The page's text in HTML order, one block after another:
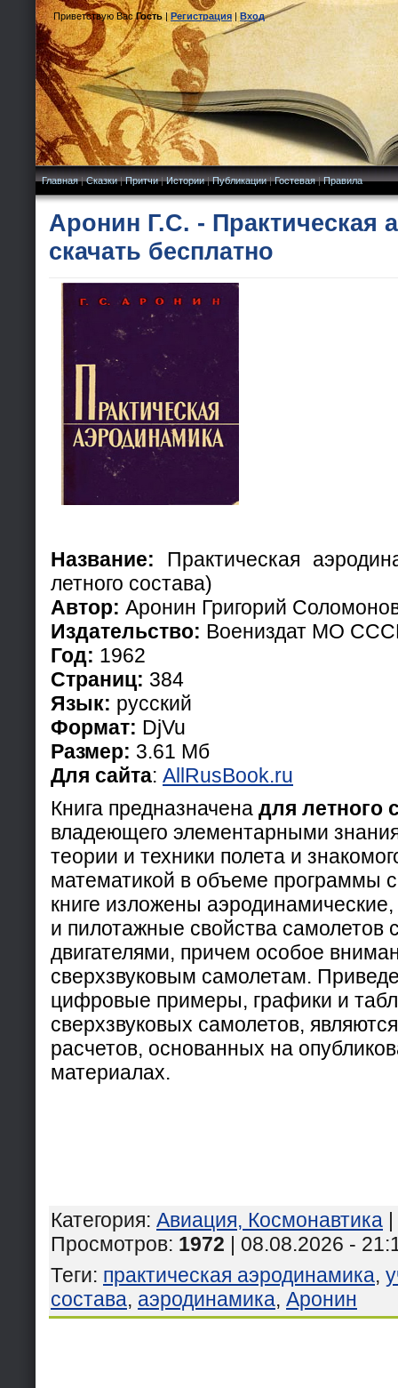
Приветствую Вас Гость|Регистрация|Вход
Главная|Сказки|Притчи|Истории|Публикации|Гостевая|Правила
Аронин Г.С. - Практическая
скачать бесплатно
Название: Практическая
летного состава)
Автор: Аронин Григорий
Издательство: Воениздат МО
Год: 1962
Страниц: 384
Язык: русский
Формат: DjVu
Размер: 3.61 Мб
Для сайта: AllRusBook.ru
Книга предназначена для летного
владеющего элементарными
теории и техники полета и
математикой в объеме программы
книге изложены аэродинамические,
и пилотажные свойства самолетов
двигателями, причем особое
сверхзвуковым самолетам.
цифровые примеры, графики и
сверхзвуковых самолетов,
расчетов, основанных на
материалах.
Категория: Авиация, Космонавтика |
Просмотров: 1972 | 08.08.2026 -
Теги: практическая аэродинамика,
состава, аэродинамика, Аронин